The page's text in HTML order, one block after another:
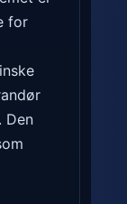
for
Den